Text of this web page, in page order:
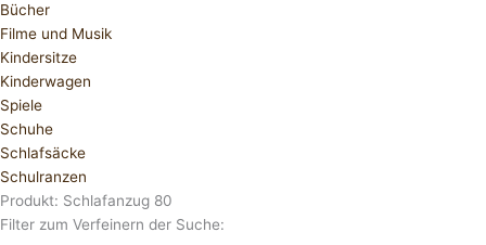
Bücher
Filme und Musik
Kindersitze
Kinderwagen
Spiele
Schuhe
Schlafsäcke
Schulranzen
Produkt: Schlafanzug 80
Filter zum Verfeinern der Suche: